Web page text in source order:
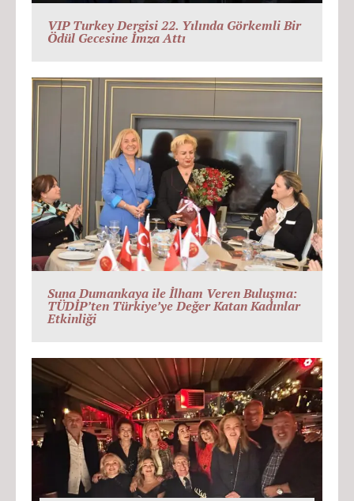
VIP Turkey Dergisi 22. Yılında Görkemli Bir
Ödül Gecesine İmza Attı
Suna Dumankaya ile İlham Veren Buluşma:
TÜDİP’ten Türkiye’ye Değer Katan Kadınlar
Etkinliği